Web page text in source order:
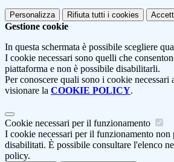
Personalizza Rifiuta tutti i cookies
Gestione cookie
In questa schermata è possibile scegliere
I cookie necessari sono quelli che
piattaforma e non è possibile disabilitarli.
Per conoscere quali sono i cookie necessari
visionare la COOKIE POLICY.
Cookie necessari per il funzionamento
I cookie necessari per il funzionamento non
disabilitati. È possibile consultare l'elenco
policy.